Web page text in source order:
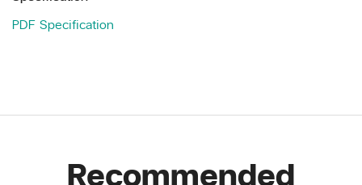
PDF Specification
Recommended